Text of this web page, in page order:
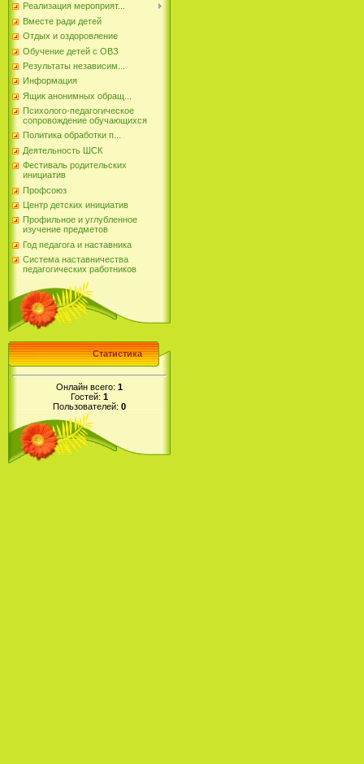
Реализация мероприят...
Вместе ради детей
Отдых и оздоровление
Обучение детей с ОВЗ
Результаты независим...
Информация
Ящик анонимных обращ...
Психолого-педагогическое
сопровождение обучающихся
Политика обработки п...
Деятельность ШСК
Фестиваль родительских
инициатив
Профсоюз
Центр детских инициатив
Профильное и углубленное
изучение предметов
Год педагога и наставника
Система наставничества
педагогических работников
Статистика
Онлайн всего: 1
Гостей: 1
Пользователей: 0